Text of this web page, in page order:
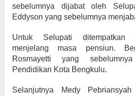
sebelumnya dijabat oleh
Eddyson yang sebelumnya
Untuk Selupati ditempatkan
menjelang masa pensiun.
Rosmayetti yang
Pendidikan Kota Bengkulu.
Selanjutnya Medy